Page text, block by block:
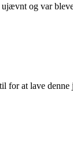
ujævnt og var
for at lave